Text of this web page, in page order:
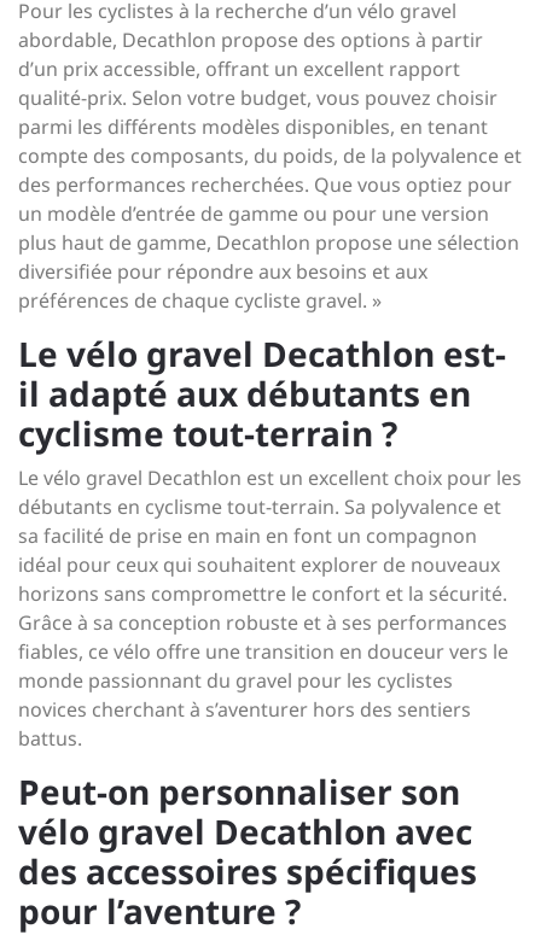
Pour les cyclistes à la recherche d’un vélo gravel
abordable, Decathlon propose des options à partir
d’un prix accessible, offrant un excellent rapport
qualité-prix. Selon votre budget, vous pouvez choisir
parmi les différents modèles disponibles, en tenant
compte des composants, du poids, de la polyvalence et
des performances recherchées. Que vous optiez pour
un modèle d’entrée de gamme ou pour une version
plus haut de gamme, Decathlon propose une sélection
diversifiée pour répondre aux besoins et aux
préférences de chaque cycliste gravel. »
Le vélo gravel Decathlon est-
il adapté aux débutants en
cyclisme tout-terrain ?
Le vélo gravel Decathlon est un excellent choix pour les
débutants en cyclisme tout-terrain. Sa polyvalence et
sa facilité de prise en main en font un compagnon
idéal pour ceux qui souhaitent explorer de nouveaux
horizons sans compromettre le confort et la sécurité.
Grâce à sa conception robuste et à ses performances
fiables, ce vélo offre une transition en douceur vers le
monde passionnant du gravel pour les cyclistes
novices cherchant à s’aventurer hors des sentiers
battus.
Peut-on personnaliser son
vélo gravel Decathlon avec
des accessoires spécifiques
pour l’aventure ?